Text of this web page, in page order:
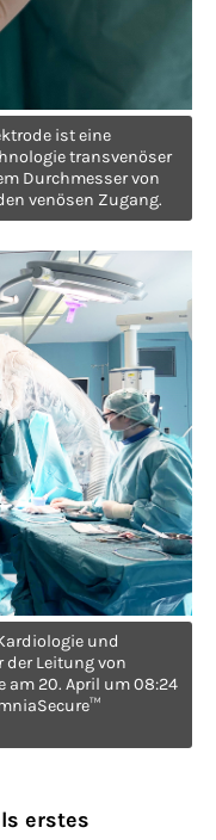
consectetuer
dolor. Aenean
et
nascetur
ultricies
ist eine
transvenöser
Durchmesser von
venösen Zugang.
und
Leitung von
am 20. April um 08:24
erstes